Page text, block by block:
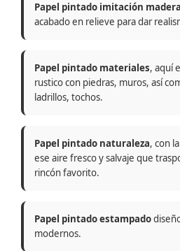
Papel pintado imitación madera
acabado en relieve para dar
Papel pintado materiales, aquí
rustico con piedras, muros, así
ladrillos, tochos.
Papel pintado naturaleza, con
ese aire fresco y salvaje que
rincón favorito.
Papel pintado estampado
modernos.